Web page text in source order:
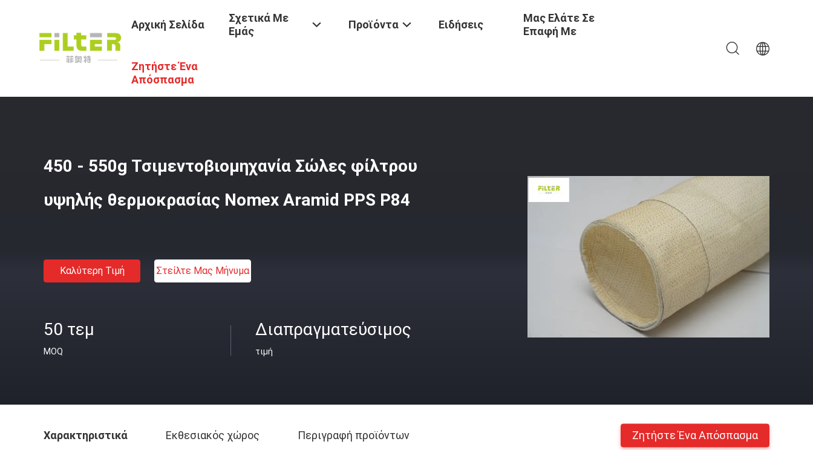
Αρχική Σελίδα
Σχετικά Με
Εμάς
Προϊόντα Ειδήσεις
Μας Ελάτε Σε
Επαφή Με
Ζητήστε Ένα
Απόσπασμα
Αρχική Σελίδα Προϊόντα / Σακούλες Φίλτρου Υψηλής Θερμοκρασίας
450 - 550g Τσιμεντοβιομηχανία Σώλες φίλτρου
υψηλής θερμοκρασίας Nomex Aramid PPS P84
Καλύτερη Τιμή Στείλτε Μας Μήνυμα
50 τεμ
MOQ
Διαπραγματεύσιμος
τιμή
Χαρακτηριστικά Εκθεσιακός χώρος Περιγραφή προϊόντων Ζητήστε Ένα Απόσπασμα